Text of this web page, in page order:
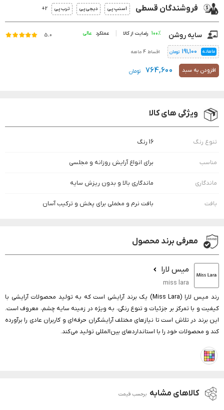
فروشندگان قسطی اسنپ پی دیجی پی ترب پی 2+
سایه روشن 5.0 100% رضایت از کالا عملکرد
افزودن به سبد تومان 764,600
ماهانه 191,100 تومان اقساط 4 ماهه
ویژگی های کالا
تنوع رنگ 16 رنگ
مناسب برای انواع آرایش روزانه و مجلسی
ماندگاری ماندگاری بالا و بدون ریزش سایه
بافت بافت نرم و مخملی برای پخش و ترکیب آسان
معرفی برند محصول
میس لارا
miss lara
رند میس لارا (Miss Lara) یک برند آرایشی است که به تولید محصولات آرایشی با
کیفیت و با تمرکز بر جزئیات و تنوع رنگی، به ویژه در زمینه سایه چشم، معروف است.
این برند در تلاش است تا نیازهای مختلف آرایشگران حرفه‌ای و کاربران عادی را برآورده
کند و محصولات خود را با استانداردهای بین‌المللی تولید می‌کند.
کالاهای مشابه برحسب قیمت